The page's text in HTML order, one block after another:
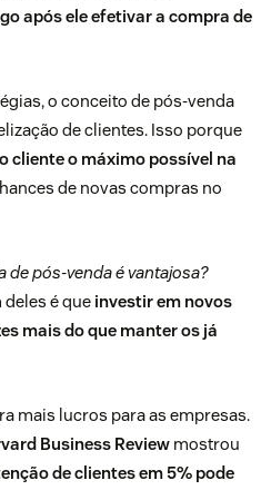
após ele efetivar a compra de
o conceito de pós-venda
de clientes. Isso porque
cliente o máximo possível na
de novas compras no
de pós-venda é vantajosa?
é que investir em novos
mais do que manter os já
mais lucros para as empresas.
Business Review mostrou
de clientesem 5% pode